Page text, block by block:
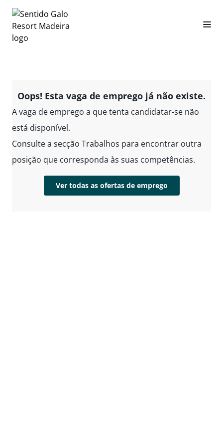
Oops! Esta vaga de emprego já não existe.
A vaga de emprego a que tenta candidatar-se não
está disponível.
Consulte a secção Trabalhos para encontrar outra
posição que corresponda às suas competências.
Ver todas as ofertas de emprego